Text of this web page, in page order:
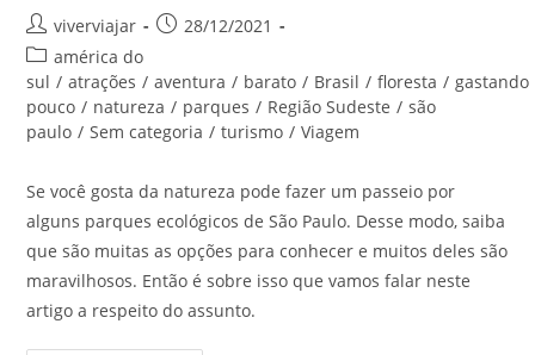
Autor
do
post:
viverviajar
Post28/12/2021
Categoria
do
post:
américa do
sul / atrações / aventura / barato / Brasil / floresta / gastando
pouco / natureza / parques / Região Sudeste / são
paulo / Sem categoria / turismo / Viagem
Se você gosta da natureza pode fazer um passeio por
alguns parques ecológicos de São Paulo. Desse modo, saiba
que são muitas as opções para conhecer e muitos deles são
maravilhosos. Então é sobre isso que vamos falar neste
artigo a respeito do assunto.